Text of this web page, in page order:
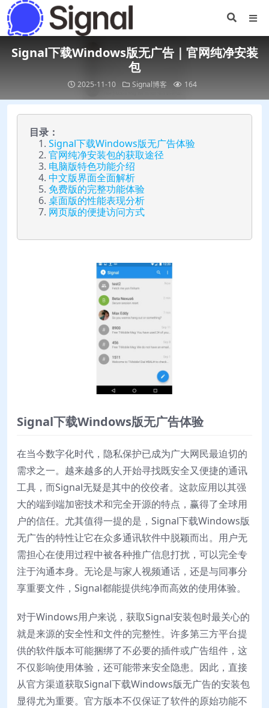
Signal下载Windows版无广告｜官网纯净安装
包
2025-11-10 Signal博客 164
目录：
Signal下载Windows版无广告体验
官网纯净安装包的获取途径
电脑版特色功能介绍
中文版界面全面解析
免费版的完整功能体验
桌面版的性能表现分析
网页版的便捷访问方式
Signal下载Windows版无广告体验
在当今数字化时代，隐私保护已成为广大网民最迫切的
需求之一。越来越多的人开始寻找既安全又便捷的通讯
工具，而Signal无疑是其中的佼佼者。这款应用以其强
大的端到端加密技术和完全开源的特点，赢得了全球用
户的信任。尤其值得一提的是，Signal下载Windows版
无广告的特性让它在众多通讯软件中脱颖而出。用户无
需担心在使用过程中被各种推广信息打扰，可以完全专
注于沟通本身。无论是与家人视频通话，还是与同事分
享重要文件，Signal都能提供纯净而高效的使用体验。
对于Windows用户来说，获取Signal安装包时最关心的
就是来源的安全性和文件的完整性。许多第三方平台提
供的软件版本可能捆绑了不必要的插件或广告组件，这
不仅影响使用体验，还可能带来安全隐患。因此，直接
从官方渠道获取Signal下载Windows版无广告的安装包
显得尤为重要。官方版本不仅保证了软件的原始功能不